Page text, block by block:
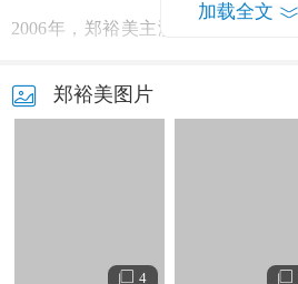
2006年，郑裕美主演喜剧电影《家
佳女配角奖 。
如何》，饰演与丈夫的
关系微
加载全文
郑裕美图片
4